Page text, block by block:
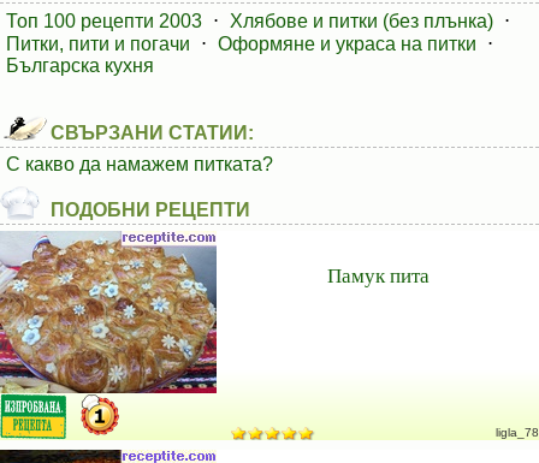
Топ 100 рецепти 2003 ⋅ Хлябове и питки (без плънка) ⋅
Питки, пити и погачи
⋅ Оформяне и украса на питки
⋅
Българска кухня
СВЪРЗАНИ СТАТИИ:
С какво да намажем питката?
ПОДОБНИ РЕЦЕПТИ
Памук пита
ligla_78